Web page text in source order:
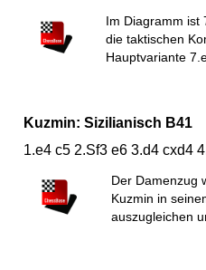
Im Diagramm ist
die taktischen
Hauptvariante
Kuzmin: Sizilianisch B41
1.e4 c5 2.Sf3 e6 3.d4 cxd4
Der Damenzug
Kuzmin in
auszugleichen